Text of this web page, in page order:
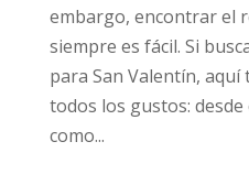
embargo, encontrar el
siempre es fácil. Si
para San Valentín, aquí
todos los gustos: desde
como...